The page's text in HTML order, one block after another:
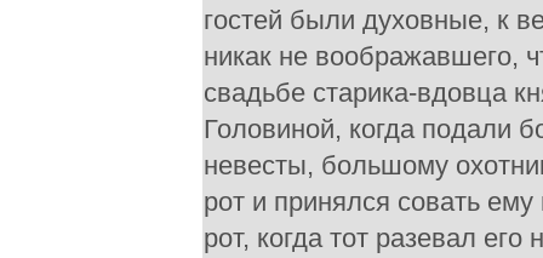
гостей были духовные, к
никак не воображавшего,
свадьбе старика-вдовца
Головиной, когда подали
невесты, большому
рот и принялся совать
рот, когда тот разевал